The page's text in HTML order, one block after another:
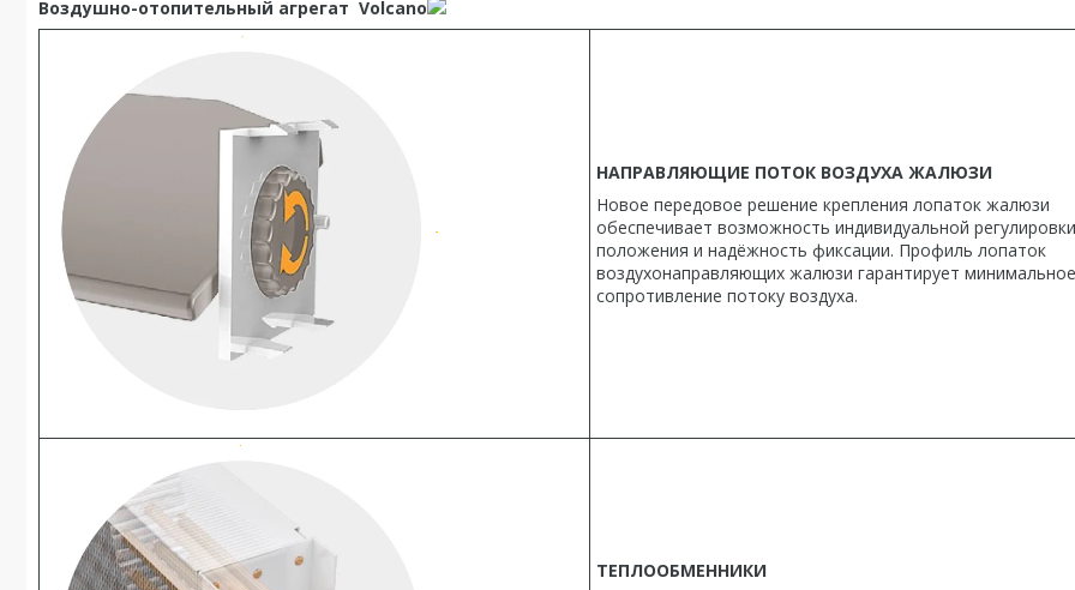
Воздушно-отопительный агрегат Volcano
НАПРАВЛЯЮЩИЕ ПОТОК ВОЗДУХА ЖАЛЮЗИ
Новое передовое решение крепления лопаток жалюзи
обеспечивает возможность индивидуальной
положения и надёжность фиксации. Профиль лопаток
воздухонаправляющих жалюзи гарантирует минимальное
сопротивление потоку воздуха.
ТЕПЛООБМЕННИКИ